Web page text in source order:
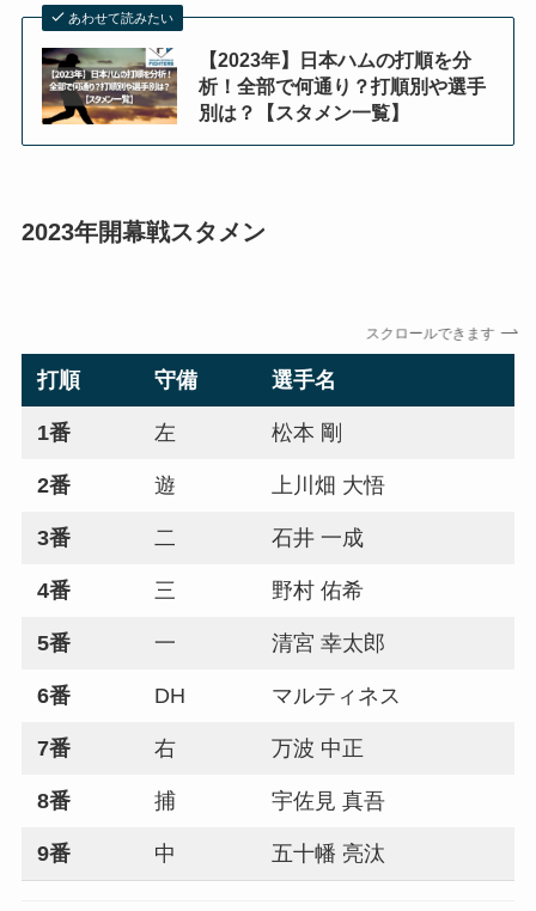
あわせて読みたい
【2023年】日本ハムの打順を分
析！全部で何通り？打順別や選手
別は？【スタメン一覧】
2023年開幕戦スタメン
スクロールできます
打順 守備 選手名
1番 左 松本 剛
2番 遊 上川畑 大悟
3番 二 石井 一成
4番 三 野村 佑希
5番 一 清宮 幸太郎
6番 DH マルティネス
7番 右 万波 中正
8番 捕 宇佐見 真吾
9番 中 五十幡 亮汰